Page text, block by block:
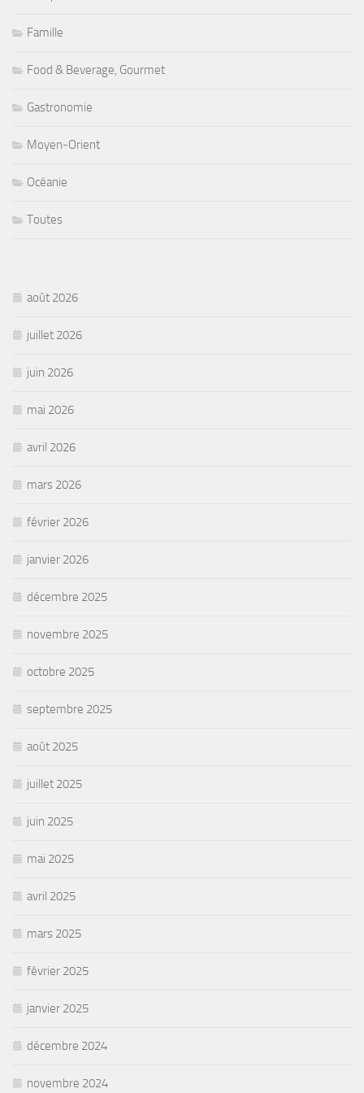
Famille
Food & Beverage, Gourmet
Gastronomie
Moyen-Orient
Océanie
Toutes
août 2026
juillet 2026
juin 2026
mai 2026
avril 2026
mars 2026
février 2026
janvier 2026
décembre 2025
novembre 2025
octobre 2025
septembre 2025
août 2025
juillet 2025
juin 2025
mai 2025
avril 2025
mars 2025
février 2025
janvier 2025
décembre 2024
novembre 2024